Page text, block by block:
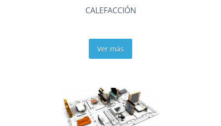
CALEFACCIÓN
Ver más